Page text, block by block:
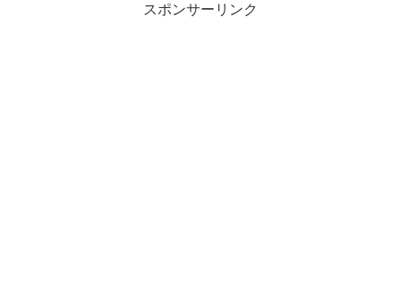
スポンサーリンク